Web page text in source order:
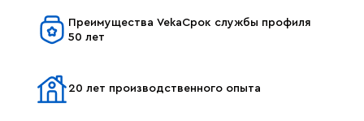
Преимущества VekaСрок службы профиля
50 лет
20 лет производственного опыта